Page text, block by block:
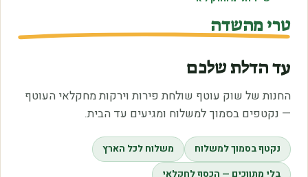
טרי מהשדה
עד הדלת שלכם
החנות של שוק עוטף שולחת פירות וירקות מחקלאי העוטף
— נקטפים בסמוך למשלוח ומגיעים עד הבית.
נקטף בסמוך למשלוח
משלוח לכל הארץ
בלי מתווכים — הכסף לחקלאי